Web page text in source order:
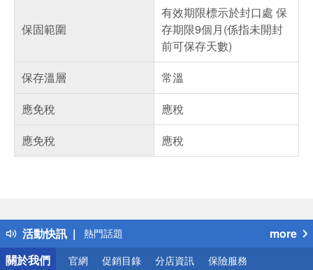
保固範圍
有效期限標示於封口處 保
存期限9個月(係指未開封
前可保存天數)
保存溫層
常溫
應免稅
應稅
應免稅
應稅
活動快訊
得獎公告
熱門話題
銀行優惠
偏遠地區配送
more
關於我們
官網 促銷目錄 分店資訊 保險服務